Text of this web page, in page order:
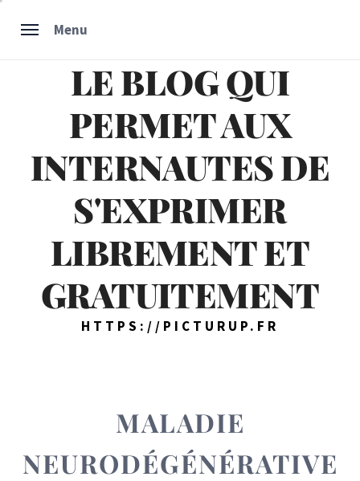
Menu
LE BLOG QUI
PERMET AUX
INTERNAUTES DE
S'EXPRIMER
LIBREMENT ET
GRATUITEMENT
HTTPS://PICTURUP.FR
MALADIE
NEURODÉGÉNÉRATIVE